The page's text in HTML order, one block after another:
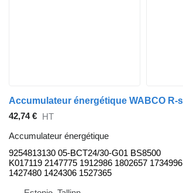
42,74 € HT
Accumulateur énergétique
9254813130 05-BCT24/30-G01 BS8500
K017119 2147775 1912986 1802657 1734996
1427480 1424306 1527365